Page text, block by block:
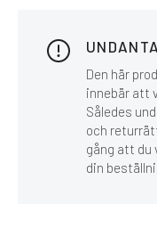
Den här
innebär att
Således
och
gång att du
din